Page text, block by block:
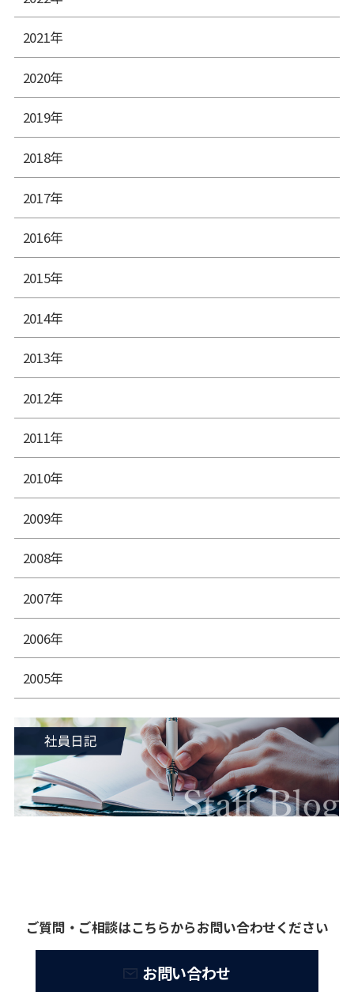
2021年
2020年
2019年
2018年
2017年
2016年
2015年
2014年
2013年
2012年
2011年
2010年
2009年
2008年
2007年
2006年
2005年
ご質問・ご相談はこちらからお問い合わせください
お問い合わせ